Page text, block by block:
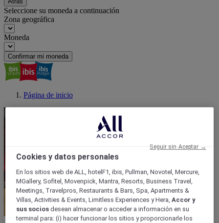
Seleccione su moneda a continuación
Zona geográfica
Moneda
Confirmar mi moneda
Página de inicio
Cookies y datos personales
En los sitios web de ALL, hotelF1, ibis, Pullman, Novotel, Mercure,
MGallery, Sofitel, Movenpick, Mantra, Resorts, Business Travel,
Meetings, Travelpros, Restaurants & Bars, Spa, Apartments &
Villas, Activities & Events, Limitless Experiences y Hera,Accor y
sus socios desean almacenar o acceder a información en su
terminal para: (i) hacer funcionar los sitios y proporcionarle los
Seguir sin Aceptar →